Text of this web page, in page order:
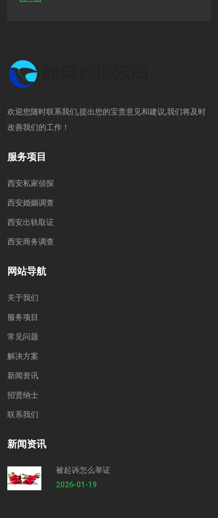
欢迎您随时联系我们,提出您的宝贵意见和建议,我们将及时
改善我们的工作！
服务项目
西安私家侦探
西安婚姻调查
西安出轨取证
西安商务调查
网站导航
关于我们
服务项目
常见问题
解决方案
新闻资讯
招贤纳士
联系我们
新闻资讯
被起诉怎么举证
2026-01-19